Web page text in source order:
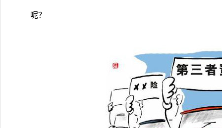
呢？